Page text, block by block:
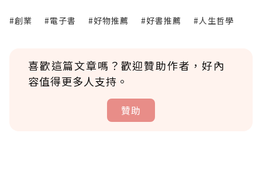
#創業 #電子書 #好物推薦 #好書推薦 #人生哲學
喜歡這篇文章嗎？歡迎贊助作者，好內
容值得更多人支持。
贊助